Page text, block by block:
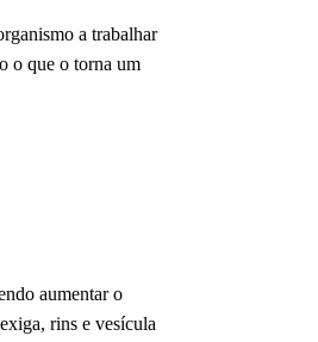
a trabalhar
o que o torna um
aumentar o
rins e vesícula